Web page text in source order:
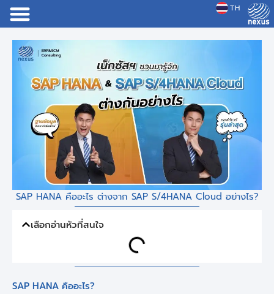
TH
JP
SAP HANA คืออะไร ต่างจาก SAP S/4HANA Cloud อย่างไร?
เลือกอ่านหัวที่สนใจ
SAP HANA คืออะไร?